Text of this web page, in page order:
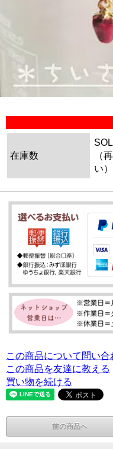
在庫数
（
い）
この商品について問い合
この商品を友達に教える
買い物を続ける
前の商品へ